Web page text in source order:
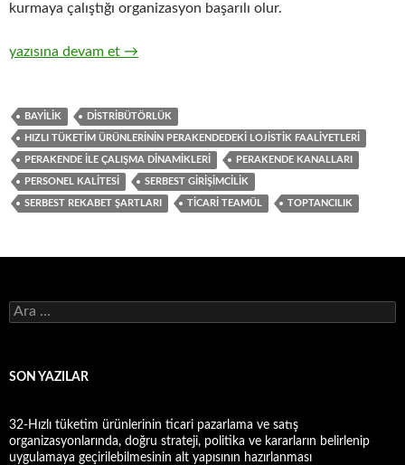
kurmaya çalıştığı organizasyon başarılı olur.
14-Zincir Perakendecilerle hızlı tüketim ürünlerinin toptan
yazısına devam et →
BAYILIK DISTRIBÜTÖRLÜK
HIZLI TÜKETIM ÜRÜNLERININ PERAKENDEDEKI LOJISTIK FAALIYETLERI
PERAKENDE ILE ÇALIŞMA DINAMIKLERI PERAKENDE KANALLARI
PERSONEL KALITESI SERBEST GIRIŞIMCILIK
SERBEST REKABET ŞARTLARI TICARI TEAMÜL TOPTANCILIK
A
r
a
SON YAZILAR
32-Hızlı tüketim ürünlerinin ticari pazarlama ve satış
organizasyonlarında, doğru strateji, politika ve kararların belirlenip
uygulamaya geçirilebilmesinin alt yapısının hazırlanması